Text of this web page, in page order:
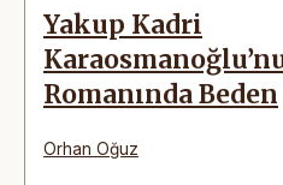
Yakup Kadri
Romanında Beden
Orhan Oğuz